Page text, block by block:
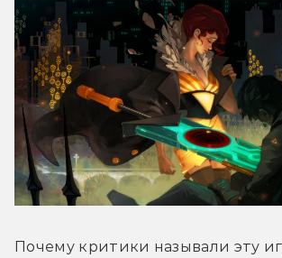
Почему критики называли эту